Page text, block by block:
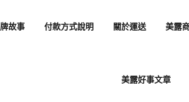
故事 付款方式說明 關於運送 美露
美露好事文章